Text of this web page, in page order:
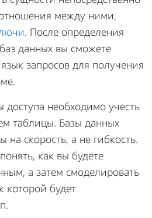
между ними,
. После определения
данных вы сможете
запросов для получения
необходимо учесть
таблицы. Базы данных
на скорость, а не гибкость.
как вы будете
а затем смоделировать
которой будет